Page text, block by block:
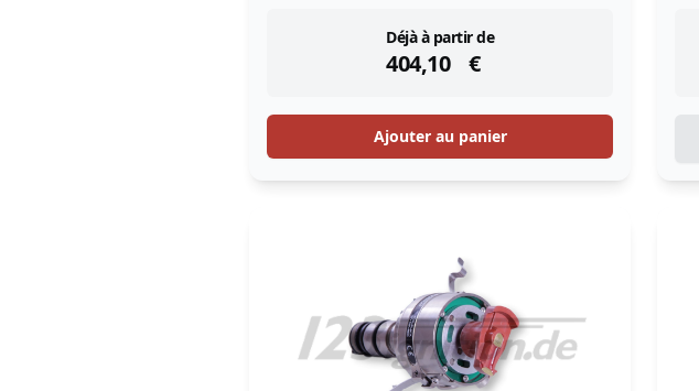
Déjà à partir de
404,10 €
instock
Ajouter au panier